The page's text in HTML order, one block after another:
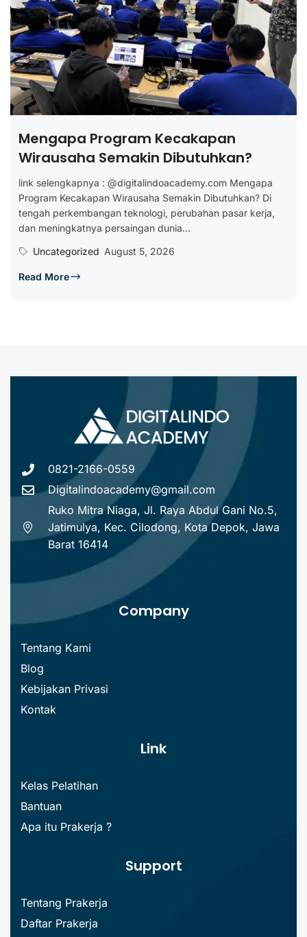
Mengapa Program Kecakapan
Wirausaha Semakin Dibutuhkan?
link selengkapnya : @digitalindoacademy.com Mengapa
Program Kecakapan Wirausaha Semakin Dibutuhkan? Di
tengah perkembangan teknologi, perubahan pasar kerja,
dan meningkatnya persaingan dunia...
Uncategorized August 5, 2026
Read More
0821-2166-0559
Digitalindoacademy@gmail.com
Ruko Mitra Niaga, Jl. Raya Abdul Gani No.5,
Jatimulya, Kec. Cilodong, Kota Depok, Jawa
Barat 16414
Company
Tentang Kami
Blog
Kebijakan Privasi
Kontak
Link
Kelas Pelatihan
Bantuan
Apa itu Prakerja ?
Support
Tentang Prakerja
Daftar Prakerja